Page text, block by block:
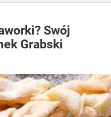
Swój
Grabski